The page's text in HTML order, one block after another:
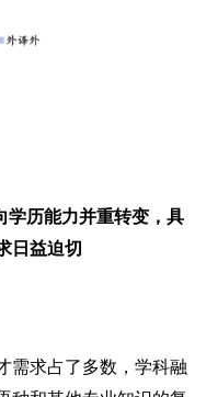
历能力并重转变，具
日益迫切
求占了多数，学科融